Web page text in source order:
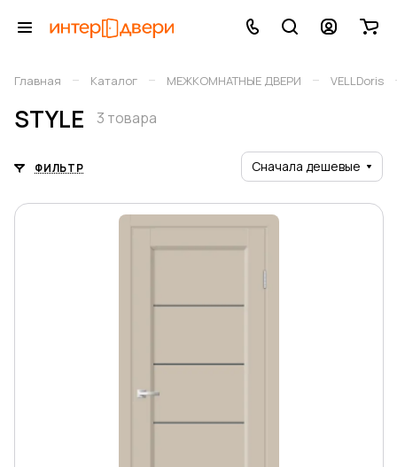
Главная – Каталог – МЕЖКОМНАТНЫЕ ДВЕРИ – VELLDoris
STYLE 3 товара
ФИЛЬТР Сначала дешевые